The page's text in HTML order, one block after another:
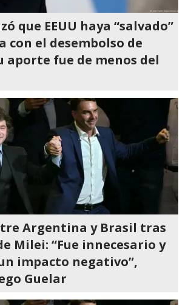
que EEUU haya “salvado”
con el desembolso de
aporte fue de menos del
Argentina y Brasil tras
Milei: “Fue innecesario y
impacto negativo”,
Guelar